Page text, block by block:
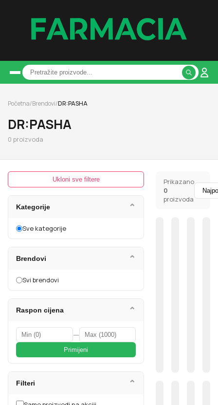
Početna/Brendovi/DR:PASHA
DR:PASHA
0 proizvoda
Ukloni sve filtere
Kategorije ⌄
Sve kategorije
Brendovi ⌄
Svi brendovi
Raspon cijena ⌄
—
Primijeni
Filteri ⌄
Prikazano
0
proizvoda